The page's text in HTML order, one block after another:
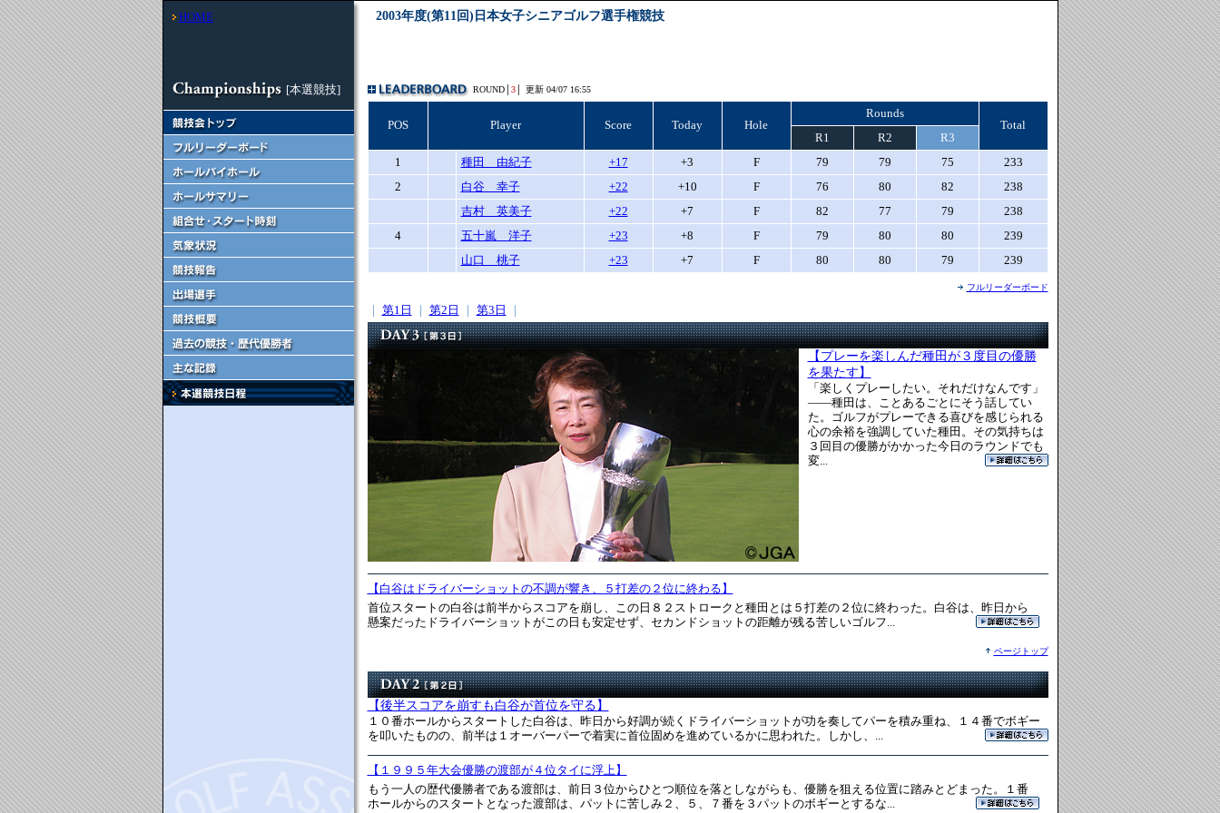
HOME
[本選競技]
2003年度(第11回)日本女子シニアゴルフ選手権競技
ROUND│ 3│ 更新 04/07 16:55
POS Player Score Today Hole
Rounds
Total
R1
R2
R3
1
種田 由紀子 +17 +3 F 79 79 75
233
2
白谷 幸子 +22 +10 F 76 80 82
238
吉村 英美子
+22 +7 F 82 77 79
238
4
五十嵐 洋子 +23 +8 F 79 80 80
239
山口 桃子
+23 +7 F 80 80 79 239
フルリーダーボード
｜ 第1日 ｜ 第2日 ｜ 第3日 ｜
【プレーを楽しんだ種田が３度目の優勝
を果たす】
「楽しくプレーしたい。それだけなんです」
――種田は、ことあるごとにそう話してい
た。ゴルフがプレーできる喜びを感じられる
心の余裕を強調していた種田。その気持ちは
３回目の優勝がかかった今日のラウンドでも
変...
【白谷はドライバーショットの不調が響き、５打差の２位に終わる】
首位スタートの白谷は前半からスコアを崩し、この日８２ストロークと種田とは５打差の２位に終わった。白谷は、昨日から
懸案だったドライバーショットがこの日も安定せず、セカンドショットの距離が残る苦しいゴルフ...
ページトップ
【後半スコアを崩すも白谷が首位を守る】
１０番ホールからスタートした白谷は、昨日から好調が続くドライバーショットが功を奏してパーを積み重ね、１４番でボギー
を叩いたものの、前半は１オーバーパーで着実に首位固めを進めているかに思われた。しかし、...
【１９９５年大会優勝の渡部が４位タイに浮上】
もう一人の歴代優勝者である渡部は、前日３位からひとつ順位を落としながらも、優勝を狙える位置に踏みとどまった。１番
ホールからのスタートとなった渡部は、パットに苦しみ２、５、７番を３パットのボギーとするな...